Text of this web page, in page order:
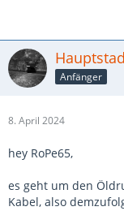
Anfänger
8. April 2024
hey RoPe65,
es geht um den
Kabel, also